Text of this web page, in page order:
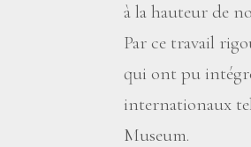
à la hauteur de
Par ce travail
qui ont pu
internationaux
Museum.